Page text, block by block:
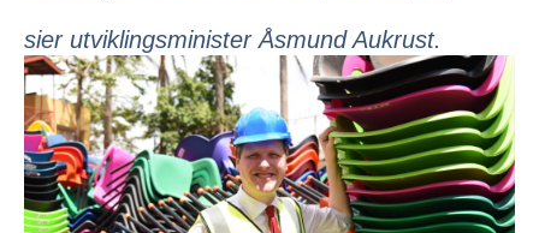
sier utviklingsminister Åsmund Aukrust.